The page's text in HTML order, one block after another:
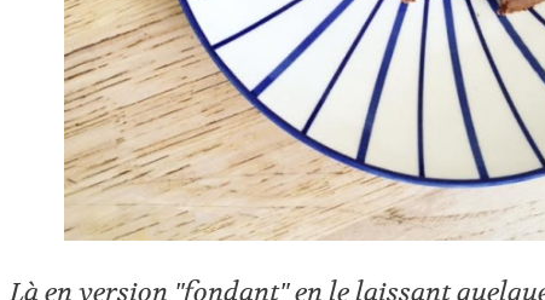
Là en version "fondant" en le laissant